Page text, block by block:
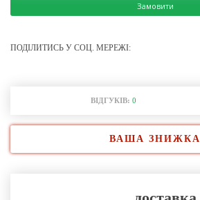
Замовити
ПОДІЛИТИСЬ У СОЦ. МЕРЕЖІ:
ВІДГУКІВ: 0
ВАША ЗНИЖКА